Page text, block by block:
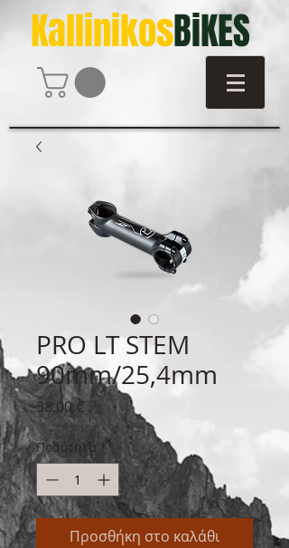
KallinikosBiKES
PRO LT STEM
90mm/25,4mm
38,00 €Τιμή
Ποσότητα *
Προσθήκη στο καλάθι